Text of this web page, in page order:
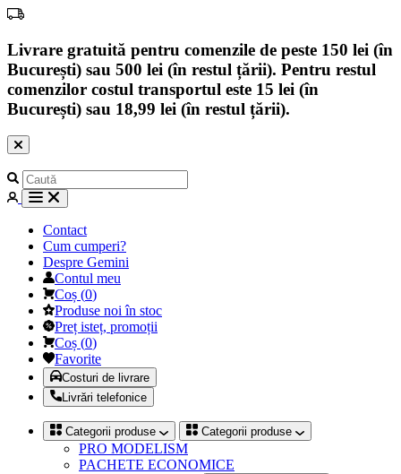
Livrare gratuită pentru comenzile de peste 150 lei (în
București) sau 500 lei (în restul țării). Pentru restul
comenzilor costul transportul este 15 lei (în
București) sau 18,99 lei (în restul țării).
Contact
Cum cumperi?
Despre Gemini
Contul meu
Coș (0)
Produse noi în stoc
Preț isteț, promoții
Coș (0)
Favorite
Costuri de livrare
Livrări telefonice
Categorii produse Categorii produse
PRO MODELISM
PACHETE ECONOMICE